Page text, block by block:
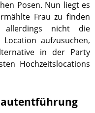
Posen. Nun liegt es
Frau zu finden
allerdings nicht die
aufzusuchen,
in der Party
Hochzeitslocations